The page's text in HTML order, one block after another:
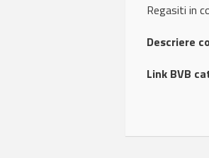
Regasiti in
Descriere
Link BVB